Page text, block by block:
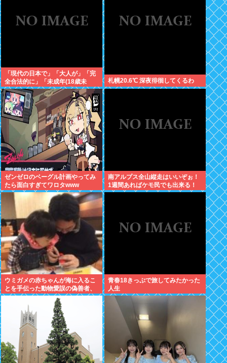
「現代の日本で」「大人が」「完
全合法的に」「未成年(18歳未
満)」と性行為をする方法ってある
の？
札幌20.6℃ 深夜徘徊してくるわ
ゼンゼロのベーグル計画やってみ
たら面白すぎてワロタwww
南アルプス全山縦走はいいぞぉ！
1週間あればケモ民でも出来る！
お盆休みにやってみなイカ？
ウミガメの赤ちゃんが海に入るこ
とを手伝った動物愛誤の偽善者、
最悪の結末を迎える
青春18きっぷで旅してみたかった
人生